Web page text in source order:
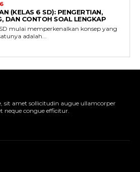
(KELAS 6 SD): PENGERTIAN,
DAN CONTOH SOAL LENGKAP
mulai memperkenalkan konsep yang
adalah...
sit amet sollicitudin augue ullamcorper
neque congue efficitur.